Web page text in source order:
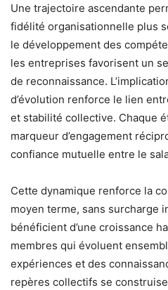
Une trajectoire ascendante
fidélité organisationnelle plus
le développement des
les entreprises favorisent un
de reconnaissance.
d’évolution renforce le lien
et stabilité collective. Chaque
marqueur d’engagement
confiance mutuelle entre le
Cette dynamique renforce la
moyen terme, sans surcharge
bénéficient d’une croissance
membres qui évoluent
expériences et des
repères collectifs se